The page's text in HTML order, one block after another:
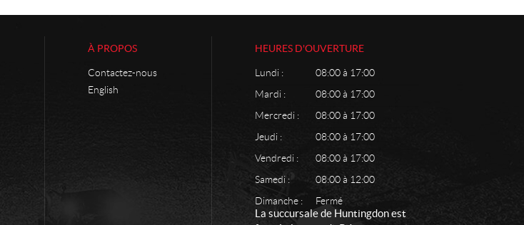
À PROPOS
Contactez-nous
English
HEURES D'OUVERTURE
Lundi :
08:00 à 17:00
Mardi :
08:00 à 17:00
Mercredi :
08:00 à 17:00
Jeudi :
08:00 à 17:00
Vendredi :
08:00 à 17:00
Samedi :
08:00 à 12:00
Dimanche :
Fermé
La succursale de Huntingdon est